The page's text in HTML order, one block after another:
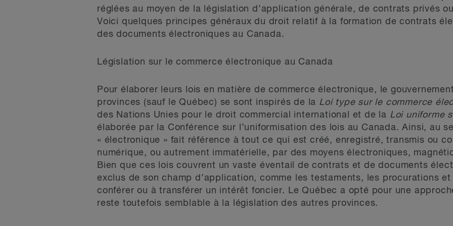
réglées au moyen de la législation d’application générale, de contrats privés
Voici quelques principes généraux du droit relatif à la formation de contrats
des documents électroniques au Canada.
Législation sur le commerce électronique au Canada
Pour élaborer leurs lois en matière de commerce électronique, le
provinces (sauf le Québec) se sont inspirés de la Loi type sur le commerce
des Nations Unies pour le droit commercial international et de la Loi uniforme
élaborée par la Conférence sur l’uniformisation des lois au Canada. Ainsi, au
« électronique » fait référence à tout ce qui est créé, enregistré, transmis ou
numérique, ou autrement immatérielle, par des moyens électroniques,
Bien que ces lois couvrent un vaste éventail de contrats et de documents
exclus de son champ d’application, comme les testaments, les procurations
conférer ou à transférer un intérêt foncier. Le Québec a opté pour une
reste toutefois semblable à la législation des autres provinces.